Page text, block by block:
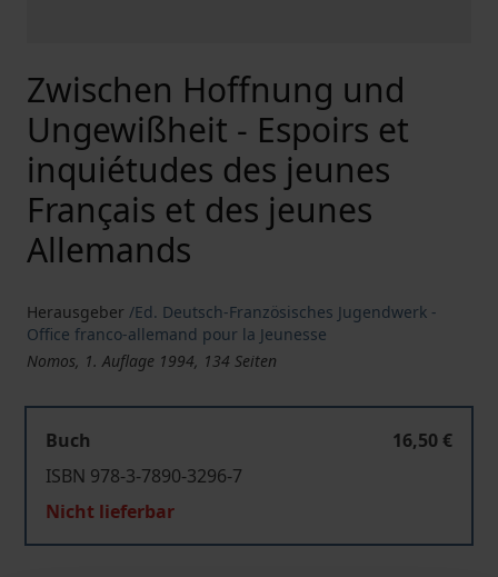
Zwischen Hoffnung und
Ungewißheit - Espoirs et
inquiétudes des jeunes
Français et des jeunes
Allemands
Herausgeber /Ed. Deutsch-Französisches Jugendwerk -
Office franco-allemand pour la Jeunesse
Nomos, 1. Auflage 1994, 134 Seiten
Buch
16,50 €
ISBN 978-3-7890-3296-7
Nicht lieferbar